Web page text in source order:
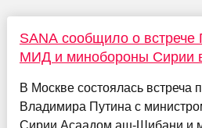
SANA сообщило о встрече
МИД и минобороны Сирии
В Москве состоялась встреча
Владимира Путина с
Сирии Асаадом аш-Шибани и